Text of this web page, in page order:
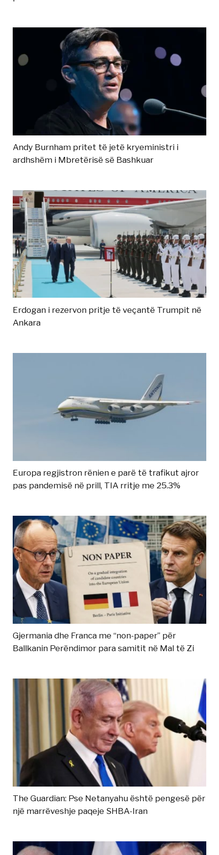
Andy Burnham pritet të jetë kryeministri i
ardhshëm i Mbretërisë së Bashkuar
Erdogan i rezervon pritje të veçantë Trumpit në
Ankara
Europa regjistron rënien e parë të trafikut ajror
pas pandemisë në prill, TIA rritje me 25.3%
Gjermania dhe Franca me “non-paper” për
Ballkanin Perëndimor para samitit në Mal të Zi
The Guardian: Pse Netanyahu është pengesë për
një marrëveshje paqeje SHBA-Iran